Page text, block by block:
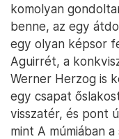
komolyan
benne, az egy
egy olyan képsor
Aguirrét, a
Werner Herzog is
egy csapat
visszatér, és pont
mint A múmiában